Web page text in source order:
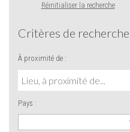
Réinitialiser la recherche
Critères de recherche
À proximité de :
Pays :